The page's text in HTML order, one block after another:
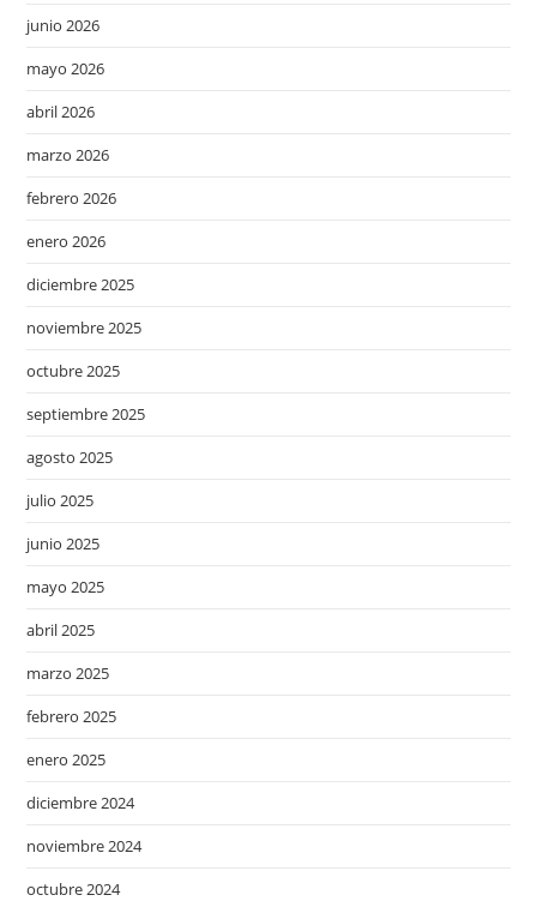
junio 2026
mayo 2026
abril 2026
marzo 2026
febrero 2026
enero 2026
diciembre 2025
noviembre 2025
octubre 2025
septiembre 2025
agosto 2025
julio 2025
junio 2025
mayo 2025
abril 2025
marzo 2025
febrero 2025
enero 2025
diciembre 2024
noviembre 2024
octubre 2024